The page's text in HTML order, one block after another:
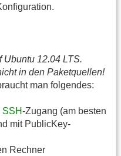
12.04 LTS.
in den Paketquellen!
man folgendes:
SSH-Zugang (am besten
mit PublicKey-
Rechner